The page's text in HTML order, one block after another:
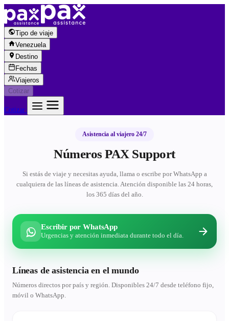
Saltar al contenido
Tipo de viaje
Venezuela
Destino
Fechas
Viajeros
Cotizar
Cotizar
Asistencia al viajero 24/7
Números PAX Support
Si estás de viaje y necesitas ayuda, llama o escribe por WhatsApp a
cualquiera de las líneas de asistencia. Atención disponible las 24 horas,
los 365 días del año.
Escribir por WhatsApp
Urgencias y atención inmediata durante todo el día.
Líneas de asistencia en el mundo
Números directos por país y región. Disponibles 24/7 desde teléfono fijo,
móvil o WhatsApp.